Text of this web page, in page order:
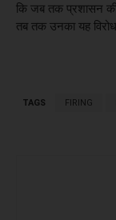
कि जब तक प्रशासन की
तब तक उनका यह विरोध
TAGS FIRING